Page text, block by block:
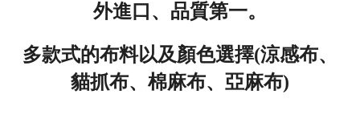
外進口、品質第一。
多款式的布料以及顏色選擇(涼感布、
貓抓布、棉麻布、亞麻布)